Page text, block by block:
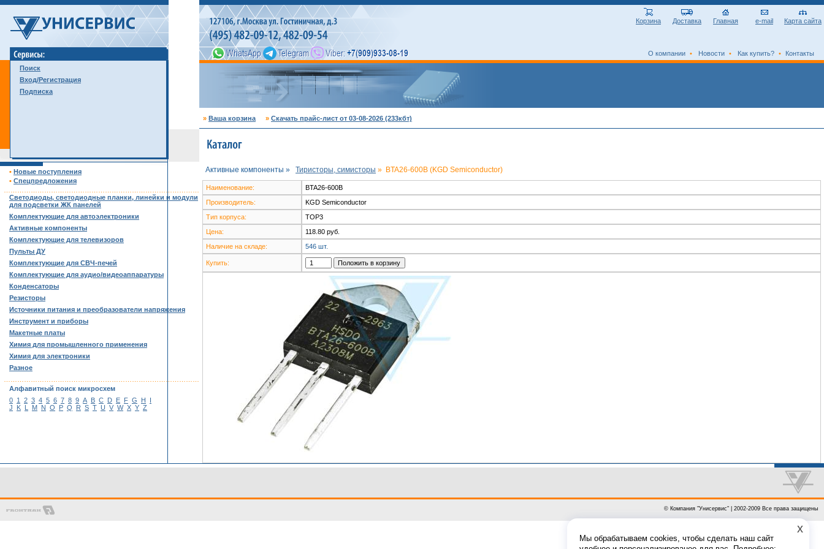
x
Мы обрабатываем cookies, чтобы сделать наш сайт
Поиск
Вход/Регистрация
Подписка
Корзина Доставка Главная e-mail Карта сайта
О компании • Новости • Как купить? • Контакты
» Ваша корзина » Скачать прайс-лист от 03-08-2026 (233кбт)
• Новые поступления
• Спецпредложения
Светодиоды, светодиодные планки, линейки и модули
для подсветки ЖК панелей
Комплектующие для автоэлектроники
Активные компоненты
Комплектующие для телевизоров
Пульты ДУ
Комплектующие для СВЧ-печей
Комплектующие для аудио/видеоаппаратуры
Конденсаторы
Резисторы
Источники питания и преобразователи напряжения
Инструмент и приборы
Макетные платы
Химия для промышленного применения
Химия для электроники
Разное
Алфавитный поиск микросхем
0 1 2 3 4 5 6 7 8 9 A B C D E F G H
I
J
K L M N O P Q R S T U V W X Y Z
Активные компоненты » Тиристоры, симисторы » BTA26-600B (KGD Semiconductor)
Наименование:
BTA26-600B
Производитель:
KGD Semiconductor
Тип корпуса:
TOP3
Цена:
118.80 руб.
Наличие на складе:
546 шт.
Купить:
© Компания "Унисервис" | 2002-2009 Все права защищены